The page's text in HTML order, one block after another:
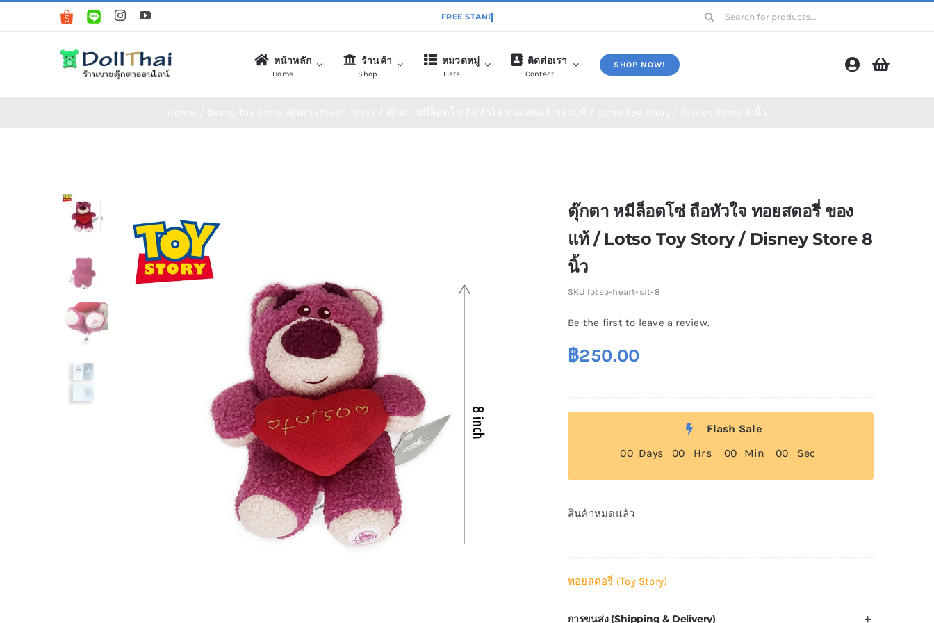
Search
หน้าหลัก
Home
ร้านค้า
Shop
หมวดหมู่
Lists
ติดต่อเรา
Contact
SHOP NOW!
ตุ๊กตา หมีล็อตโซ่ ถือหัวใจ ทอยสตอรี่ ของ
แท้ / Lotso Toy Story / Disney Store 8
นิ้ว
SKU lotso-heart-sit-8
Be the first to leave a review.
฿250.00
Flash Sale
00 Days 00 Hrs 00 Min 00 Sec
สินค้าหมดแล้ว
ทอยสตอรี่ (Toy Story)
การขนส่ง (Shipping & Delivery)